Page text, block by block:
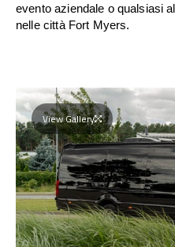
evento aziendale o qualsiasi
nelle città Fort Myers.
View Gallery